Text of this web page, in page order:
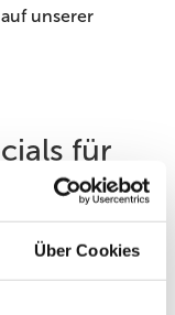
Über Cookies
unserer
für